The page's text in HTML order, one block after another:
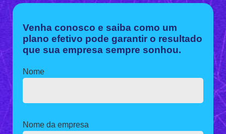
Venha conosco e saiba como um
plano efetivo pode garantir o resultado
que sua empresa sempre sonhou.
Nome
Nome da empresa